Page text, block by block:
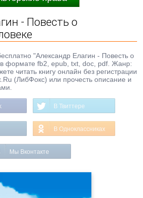
- Повесть о
"Александр Елагин - Повесть о
формате fb2, epub, txt, doc, pdf. Жанр:
читать книгу онлайн без регистрации
(ЛибФокс) или прочесть описание и
В Твиттере
В Одноклассниках
Мы Вконтакте